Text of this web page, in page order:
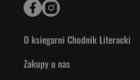
O ksiegarni Chodnik Literacki
Zakupy u nas